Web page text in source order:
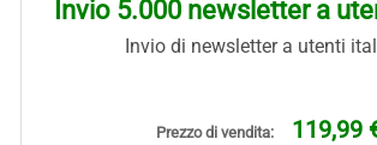
Invio 5.000 newsletter a
Invio di newsletter a utenti
Prezzo di vendita: 119,99